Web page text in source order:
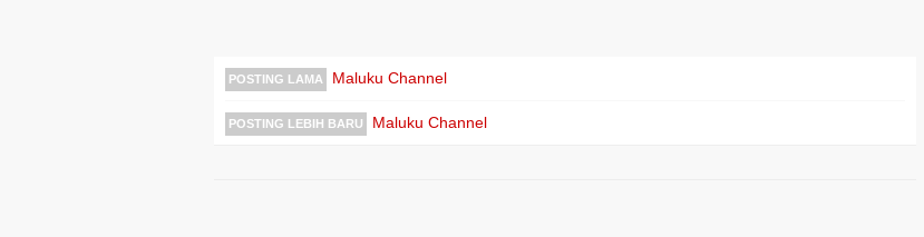
POSTING LAMA Maluku Channel
POSTING LEBIH BARU Maluku Channel